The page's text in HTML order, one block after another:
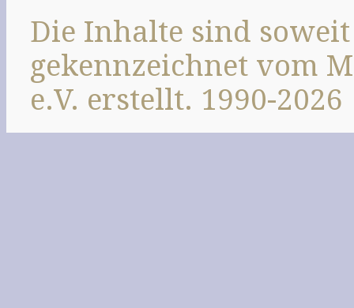
Die Inhalte sind
gekennzeichnet vom
e.V. erstellt. 1990-2026